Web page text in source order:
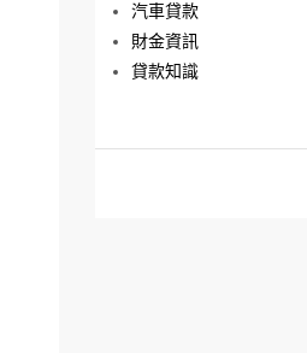
汽車貸款
財金資訊
貸款知識